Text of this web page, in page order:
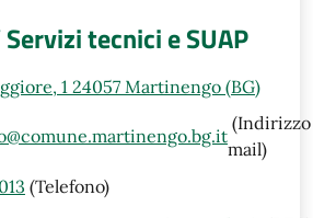
tecnici e SUAP
1 24057 Martinengo (BG)
(Indirizzo
mail)
(Telefono)